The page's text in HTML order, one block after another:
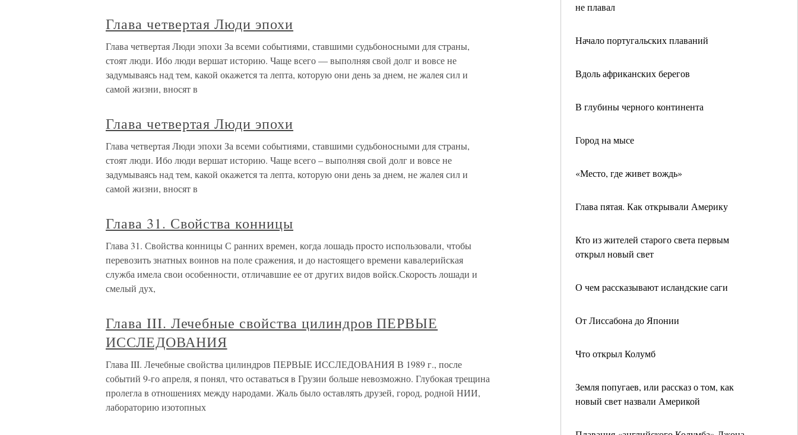
не плавал
Начало португальских плаваний
Вдоль африканских берегов
В глубины черного континента
Город на мысе
«Место, где живет вождь»
Глава пятая. Как открывали Америку
Кто из жителей старого света первым
открыл новый свет
О чем рассказывают исландские саги
От Лиссабона до Японии
Что открыл Колумб
Земля попугаев, или рассказ о том, как
новый свет назвали Америкой
Глава четвертая Люди эпохи
Глава четвертая Люди эпохи За всеми событиями, ставшими судьбоносными для страны,
стоят люди. Ибо люди вершат историю. Чаще всего — выполняя свой долг и вовсе не
задумываясь над тем, какой окажется та лепта, которую они день за днем, не жалея сил и
самой жизни, вносят в
Глава четвертая Люди эпохи
Глава четвертая Люди эпохи За всеми событиями, ставшими судьбоносными для страны,
стоят люди. Ибо люди вершат историю. Чаще всего – выполняя свой долг и вовсе не
задумываясь над тем, какой окажется та лепта, которую они день за днем, не жалея сил и
самой жизни, вносят в
Глава 31. Свойства конницы
Глава 31. Свойства конницы С ранних времен, когда лошадь просто использовали, чтобы
перевозить знатных воинов на поле сражения, и до настоящего времени кавалерийская
служба имела свои особенности, отличавшие ее от других видов войск.Скорость лошади и
смелый дух,
Глава III. Лечебные свойства цилиндров ПЕРВЫЕ
ИССЛЕДОВАНИЯ
Глава III. Лечебные свойства цилиндров ПЕРВЫЕ ИССЛЕДОВАНИЯ В 1989 г., после
событий 9-го апреля, я понял, что оставаться в Грузии больше невозможно. Глубокая трещина
пролегла в отношениях между народами. Жаль было оставлять друзей, город, родной НИИ,
лабораторию изотопных